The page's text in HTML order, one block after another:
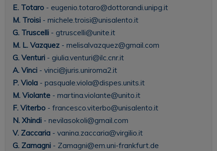
E. Totaro - eugenio.totaro@dottorandi.unipg.it
M. Troisi - michele.troisi@unisalento.it
G. Truscelli - gtruscelli@unite.it
M. L. Vazquez - melisalvazquez@gmail.com
G. Venturi - giulia.venturi@ilc.cnr.it
A. Vinci - vinci@juris.uniroma2.it
P. Viola - pasquale.viola@dispes.units.it
M. Violante - martina.violante@unito.it
F. Viterbo - francesco.viterbo@unisalento.it
N. Xhindi - nevilasokoli@gmail.com
V. Zaccaria - vanina.zaccaria@virgilio.it
G. Zamagni - Zamagni@em.uni-frankfurt.de